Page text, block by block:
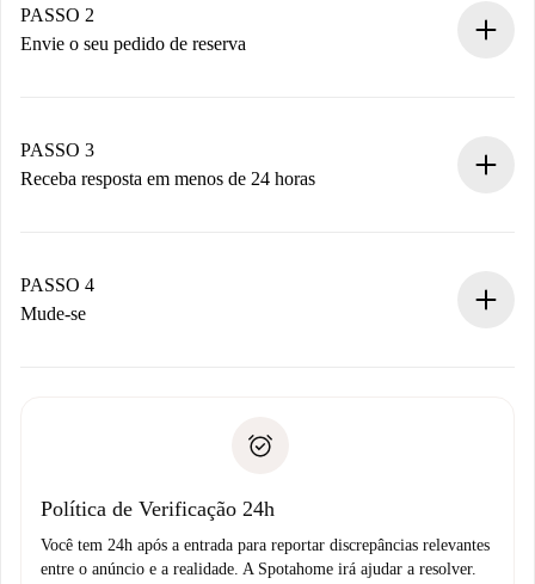
Você tem todas as informações necessárias
antecipadamente.
PASSO 2
Envie o seu pedido de reserva
Não cobramos nada até que o proprietário confirme.
PASSO 3
Receba resposta em menos de 24 horas
proprietário.
Se recusada: não cobraremos nada e ofereceremos
Débito direto bancário
PASSO 4
Mude-se
não comunicar nenhum problema.
Política de Verificação 24h
Você tem 24h após a entrada para reportar discrepâncias relevantes
entre o anúncio e a realidade. A Spotahome irá ajudar a resolver.